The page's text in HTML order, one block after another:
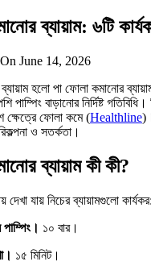
ব্যায়াম: ৬টি
On June 14, 2026
হলো পা ফোলা কমানোর
পাম্পিং বাড়ানোর নির্দিষ্ট
ক্ষেত্রে ফোলা কমে (Healthline
ও সতর্কতা।
ব্যায়াম কী কী?
যায় নিচের ব্যায়ামগুলো কার্যকর:
১০ বার।
১৫ মিনিট।